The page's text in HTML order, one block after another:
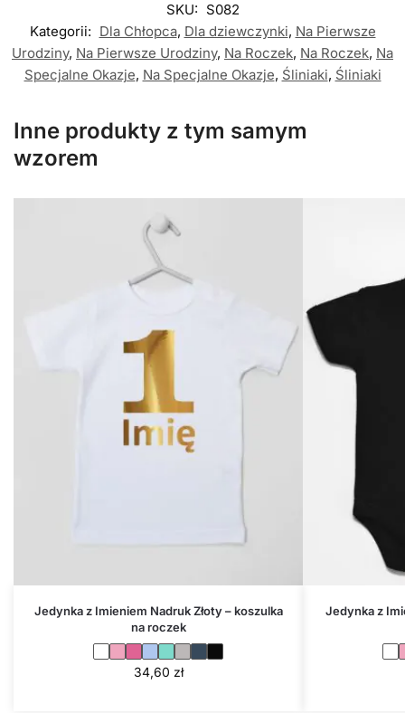
SKU: S082
Kategorii: Dla Chłopca, Dla dziewczynki, Na Pierwsze
Urodziny, Na Pierwsze Urodziny, Na Roczek, Na Roczek, Na
Specjalne Okazje, Na Specjalne Okazje, Śliniaki, Śliniaki
Inne produkty z tym samym
wzorem
Jedynka z Imieniem Nadruk Złoty – koszulka
na roczek
34,60 zł
Jedynka z